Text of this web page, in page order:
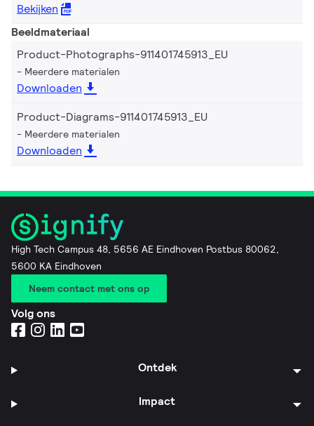
Bekijken
Beeldmateriaal
Product-Photographs-911401745913_EU
Meerdere materialen
Downloaden
Product-Diagrams-911401745913_EU
Meerdere materialen
Downloaden
High Tech Campus 48, 5656 AE Eindhoven Postbus 80062,
5600 KA Eindhoven
Neem contact met ons op
Volg ons
Ontdek
Impact